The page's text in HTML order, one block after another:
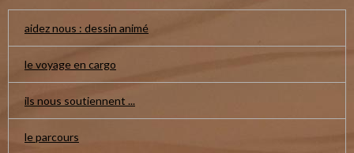
aidez nous : dessin animé
le voyage en cargo
ils nous soutiennent ...
le parcours